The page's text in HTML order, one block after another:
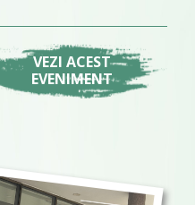
VEZI ACEST
EVENIMENT